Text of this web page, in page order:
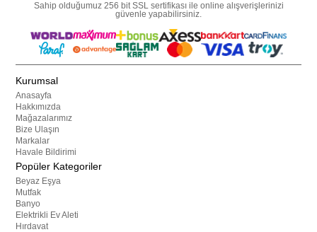
Sahip olduğumuz 256 bit SSL sertifikası ile online alışverişlerinizi
güvenle yapabilirsiniz.
Kurumsal
Anasayfa
Hakkımızda
Mağazalarımız
Bize Ulaşın
Markalar
Havale Bildirimi
Popüler Kategoriler
Beyaz Eşya
Mutfak
Banyo
Elektrikli Ev Aleti
Hırdavat